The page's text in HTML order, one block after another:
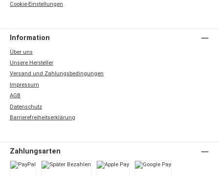
Cookie-Einstellungen
Information
Über uns
Unsere Hersteller
Versand und Zahlungsbedingungen
Impressum
AGB
Datenschutz
Barrierefreiheitserklärung
Zahlungsarten